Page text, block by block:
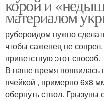
корой и
материалом
рубероидом нужно
чтобы саженец не
приветствую этот способ.
В наше время появилась
ячейкой , примерно 6х8
обернуть ствол. Грызуны